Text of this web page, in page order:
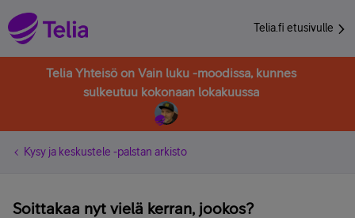
Telia.fi etusivulle
Telia Yhteisö on Vain luku -moodissa, kunnes
sulkeutuu kokonaan lokakuussa
Kysy ja keskustele -palstan arkisto
Soittakaa nyt vielä kerran, jookos?